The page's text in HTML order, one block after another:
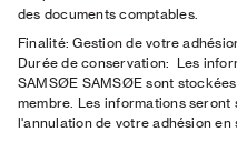
des documents comptables.
Finalité:Gestion de votre
Durée de conservation: Les
SAMSØE SAMSØE sont
membre. Les informations
l'annulation de votre adhésion